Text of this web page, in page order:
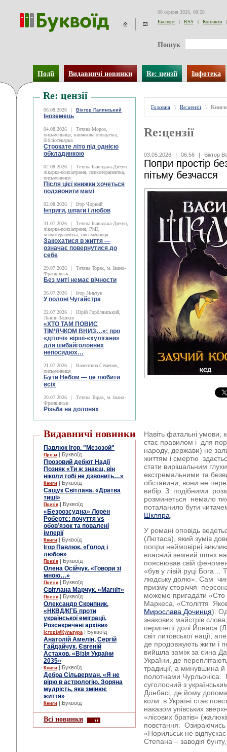
08 серпня 2026, 08:28
Експорт
| RSS | Контакти |
Пошук
Події Видавничі новинки Re: цензії Інфотека
Re: цензії
06.08.2026 | Віктор Палинський
Іноземець
04.08.2026 |
Тетяна Мороз,
письменниця, книжкова оглядачка,
бібліотекарка
Строкате літо під однією
обкладинкою
02.08.2026 |
Тетяна Іваніцька-Дячун
лікарка-психіатриня, психотерапевтка,
письменниця
Після цієї книжки хочеться
подзвонити мамі
02.08.2026 | Ігор Чорний
Інтриги, шпаги і любов
31.07.2026 |
Тетяна Іваніцька-Дячун,
лікарка-психіатриня, PhD,
психотерапевтка, письменниця
Закохатися в життя —
означає повернутися до
себе
29.07.2026 |
Тетяна Торак, м. Івано-
Франківськ
Без миті немає вічности
26.07.2026 | Ігор Зіньчук
У полоні Чугайстра
22.07.2026 |
Юрій Горблянський,
Львів–Зашків
«ХТО ТАМ ПОВИС
ТІМ’ЯЧКОМ ВНИЗ…»: про
«діточі» вірші-«хулігани»
для шибайголовних
непосидюх…
21.07.2026 |
Валентина Семеняк,
письменниця
Бути Небом ― це любити
всіх
20.07.2026 |
Тетяна Торак, м. Івано-
Франківськ
Різьба на долонях
Видавничі новинки
Павлюк Ігор. "Мезозой"
Проза | Буквоїд
Прозовий дебют Надії
Позняк «Ти ж знаєш, він
ніколи тобі не дзвонить…»
Книги | Буквоїд
Сащук Світлана. «Дратва
тиші»
Поезія | Буквоїд
«Безрозсудна» Лорен
Робертс: почуття vs
обов’язок та повалені
імперії
Книги | Буквоїд
Ігор Павлюк. «Голод і
любов»
Поезія | Буквоїд
Олена Осійчук. «Говори зі
мною…»
Поезія | Буквоїд
Світлана Марчук. «Магніт»
Поезія | Буквоїд
Олександр Скрипник.
«НКВД/КГБ проти
української еміграції.
Розсекречені архіви»
Історія/Культура | Буквоїд
Анатолій Амелін, Сергій
Гайдайчук, Євгеній
Астахов. «Візія України
2035»
Книги | Буквоїд
Дебра Сільверман. «Я не
вірю в астрологію. Зоряна
мудрість, яка змінює
життя»
Книги | Буквоїд
Всі новинки
Головна \ Re:цензії \ Книги
Re:цензії
03.05.2026 | 06:56 | Віктор
Попри простір
пітьму безчасся
Навіть фатальні умови,
стає правилом і для
народу, держави) не
життям і смертю
стати вирішальним
екстремальними та
обставини, вони не
вибір. З подібними
розминеться немало
поталанило бути
Шкляра
У романі оповідь
(Лютаса), який зумів
попри неймовірні
власний земний шлях
пояснював свій
«був у лівій руці Бога…
людську долю». Сам
призму сторіччя
можемо пригадати «Сто
Маркеса, «Століття
Мирослава Дочинця).
знакових майстрів
перипетії долі Йонаса
світ литовської нації,
де продовжують жити і
вийшла заміж за сина
України, де
традиції, а минувшина
полотнами Чурльоніса.
суголосний з
Донбасі, де йому
коли в Україні стає
наказом упівських
«лісових братів»
повстання. Озираючись
«Норильськ не
Степана – заводія